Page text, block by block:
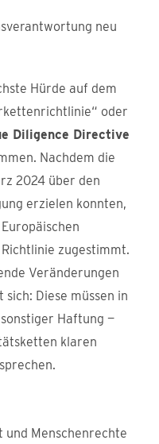
neu
Hürde auf dem
oder
Diligence Directive
Nachdem die
2024 über den
erzielen konnten,
zugestimmt.
Veränderungen
Diese müssen in
Haftung —
klaren
und Menschenrechte